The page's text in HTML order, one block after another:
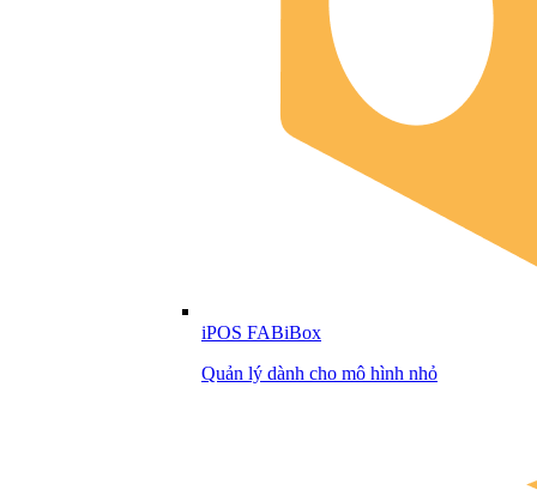
iPOS FABiBox
Quản lý dành cho mô hình nhỏ